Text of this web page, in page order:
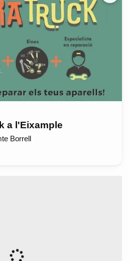
a l'Eixample
Borrell